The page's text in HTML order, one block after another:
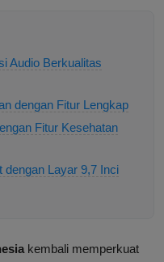
Audio Berkualitas
dengan Fitur Lengkap
Fitur Kesehatan
dengan Layar 9,7 Inci
kembali memperkuat